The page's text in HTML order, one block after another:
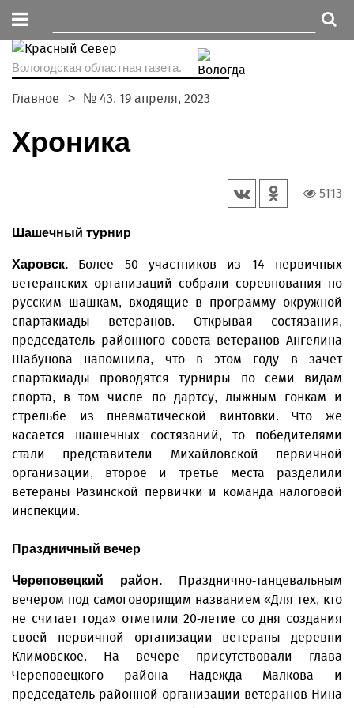
Вологодская областная газета.
Главное № 43, 19 апреля, 2023
Хроника
5113
Шашечный турнир
Харовск. Более 50 участников из 14 первичных
ветеранских организаций собрали соревнования по
русским шашкам, входящие в программу окружной
спартакиады ветеранов. Открывая состязания,
председатель районного совета ветеранов Ангелина
Шабунова напомнила, что в этом году в зачет
спартакиады проводятся турниры по семи видам
спорта, в том числе по дартсу, лыжным гонкам и
стрельбе из пневматической винтовки. Что же
касается шашечных состязаний, то победителями
стали представители Михайловской первичной
организации, второе и третье места разделили
ветераны Разинской первички и команда налоговой
инспекции.
Праздничный вечер
Череповецкий район. Празднично-танцевальным
вечером под самоговорящим названием «Для тех, кто
не считает года» отметили 20-летие со дня создания
своей первичной организации ветераны деревни
Климовское. На вечере присутствовали глава
Череповецкого района Надежда Малкова и
председатель районной организации ветеранов Нина